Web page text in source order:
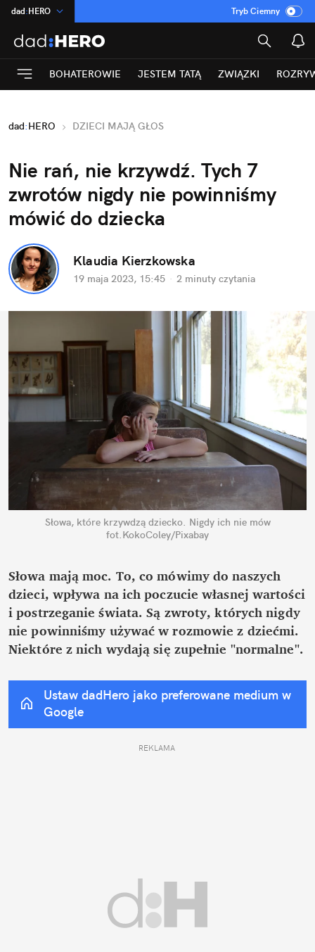
dad:HERO
:Temat
INN:Poland
ASZ:dziennik
Rozrywka
Tryb Ciemny
BOHATEROWIE JESTEM TATĄ ZWIĄZKI
dad:HERO DZIECI MAJĄ GŁOS
Nie rań, nie krzywdź. Tych 7
zwrotów nigdy nie powinniśmy
mówić do dziecka
Klaudia Kierzkowska
19 maja 2023, 15:45 · 2 minuty czytania
Słowa, które krzywdzą dziecko. Nigdy ich nie mów
fot.KokoColey/Pixabay
Słowa mają moc. To, co mówimy do naszych
dzieci, wpływa na ich poczucie własnej wartości
i postrzeganie świata. Są zwroty, których nigdy
nie powinniśmy używać w rozmowie z dziećmi.
Niektóre z nich wydają się zupełnie "normalne".
Ustaw dadHero jako preferowane medium w
Google
REKLAMA